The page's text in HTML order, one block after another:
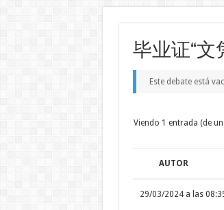
毕业证“文
Este debate está
Viendo 1 entrada (de
AUTOR
29/03/2024 a las